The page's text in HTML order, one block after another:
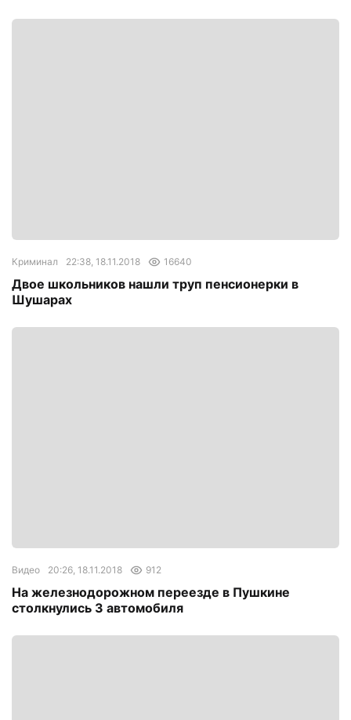
Криминал 22:38, 18.11.2018 16640
Двое школьников нашли труп пенсионерки в
Шушарах
Видео 20:26, 18.11.2018 912
На железнодорожном переезде в Пушкине
столкнулись 3 автомобиля